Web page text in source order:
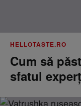
HELLOTASTE.RO
Cum să
sfatul